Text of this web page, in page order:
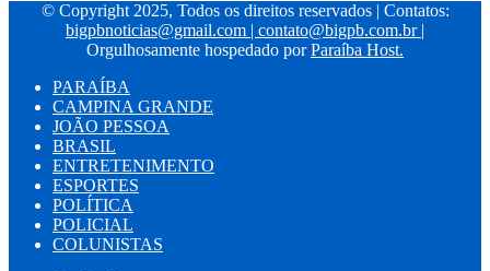
© Copyright 2025, Todos os direitos reservados | Contatos:
bigpbnoticias@gmail.com | contato@bigpb.com.br |
Orgulhosamente hospedado porParaíba Host.
PARAÍBA
CAMPINA GRANDE
JOÃO PESSOA
BRASIL
ENTRETENIMENTO
ESPORTES
POLÍTICA
POLICIAL
COLUNISTAS